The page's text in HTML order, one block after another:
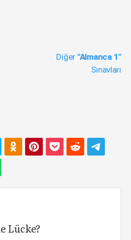
Diğer "Almanca 1"
Sınavları
Lücke?